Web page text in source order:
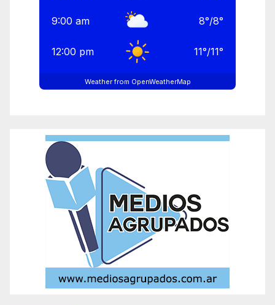
9:00 am 8°/8°
12:00 pm 11°/11°
Weather from OpenWeatherMap